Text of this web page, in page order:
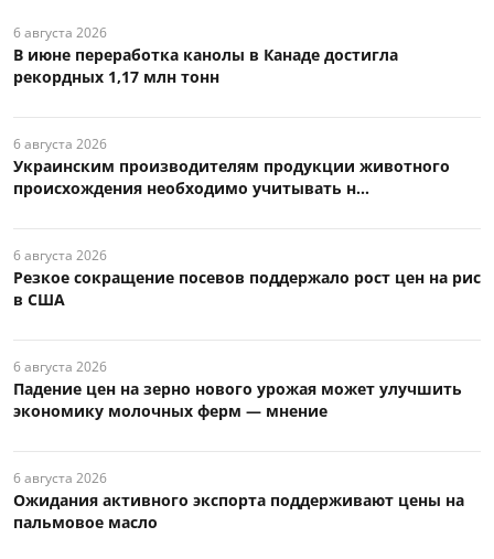
6 августа 2026
В июне переработка канолы в Канаде достигла
рекордных 1,17 млн тонн
6 августа 2026
Украинским производителям продукции животного
происхождения необходимо учитывать н...
6 августа 2026
Резкое сокращение посевов поддержало рост цен на рис
в США
6 августа 2026
Падение цен на зерно нового урожая может улучшить
экономику молочных ферм — мнение
6 августа 2026
Ожидания активного экспорта поддерживают цены на
пальмовое масло